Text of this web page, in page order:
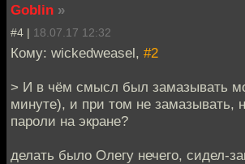
Goblin »
#4 | 18.07.17 12:32
Кому: wickedweasel, #2
> И в чём смысл был замазывать
минуте), и при том не замазывать,
пароли на экране?
делать было Олегу нечего, сидел-